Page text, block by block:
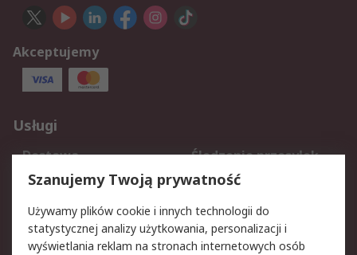
Akceptujemy
Usługi
Dostawa
Śledzenie przesyłek
Reklamacje i zwroty
Rejestracja
Aspekty prawne
Szanujemy Twoją prywatność
Używamy plików cookie i innych technologii do
statystycznej analizy użytkowania, personalizacji i
wyświetlania reklam na stronach internetowych osób